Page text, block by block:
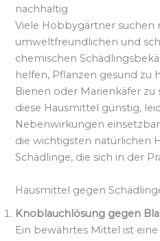
nachhaltig
Viele Hobbygärtner suchen
umweltfreundlichen und
chemischen
helfen, Pflanzen gesund zu
Bienen oder Marienkäfer zu
diese Hausmittel günstig,
Nebenwirkungen
die wichtigsten natürlichen
Schädlinge, die sich in der
Hausmittel gegen
Knoblauchlösung gegen
Ein bewährtes Mittel ist